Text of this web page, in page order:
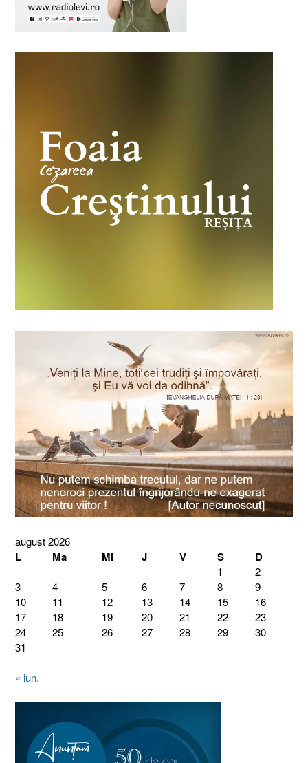
august 2026
L Ma Mi J V S D
1
2
3
4 5 6 7 8
9
10
11 12 13 14 15
16
17
18 19 20 21 22
23
24
25 26 27 28 29
30
31
« iun.